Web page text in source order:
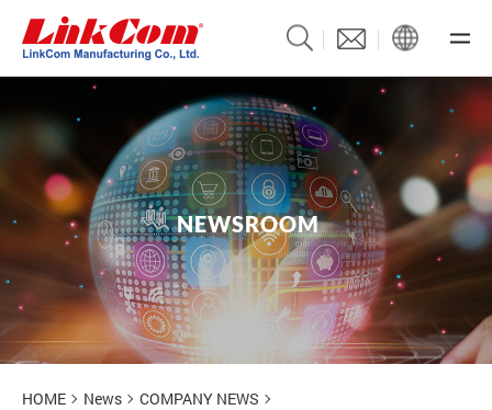
NEWSROOM
News
HOME News
COMPANY NEWS